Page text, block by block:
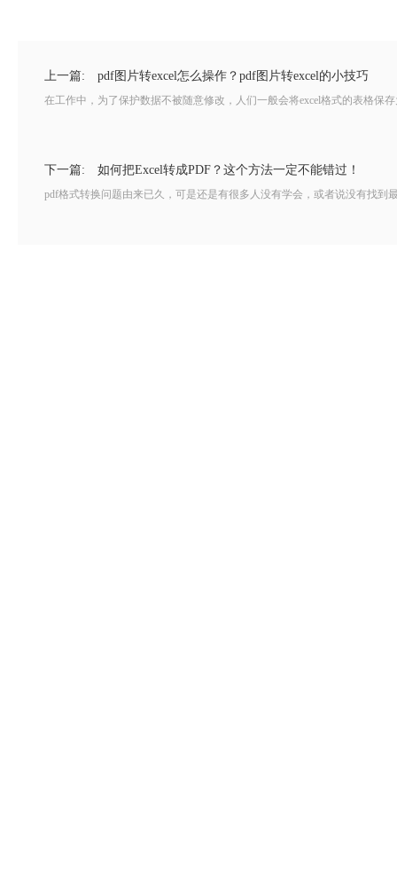
上一篇: pdf图片转excel怎么操作？pdf图片转excel的小技巧
在工作中，为了保护数据不被随意修改，人们一般会将excel格式的表格保
下一篇: 如何把Excel转成PDF？这个方法一定不能错过！
pdf格式转换问题由来已久，可是还是有很多人没有学会，或者说没有找